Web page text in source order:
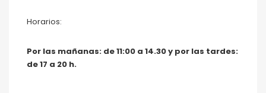
Horarios:
Por las mañanas: de 11:00 a 14.30 y por las tardes:
de 17 a 20 h.